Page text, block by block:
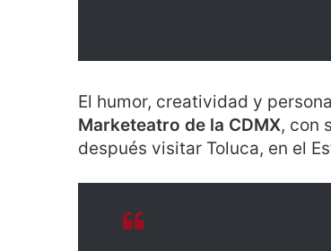
El humor, creatividad y
Marketeatro de la CDMX, con
después visitar Toluca, en el